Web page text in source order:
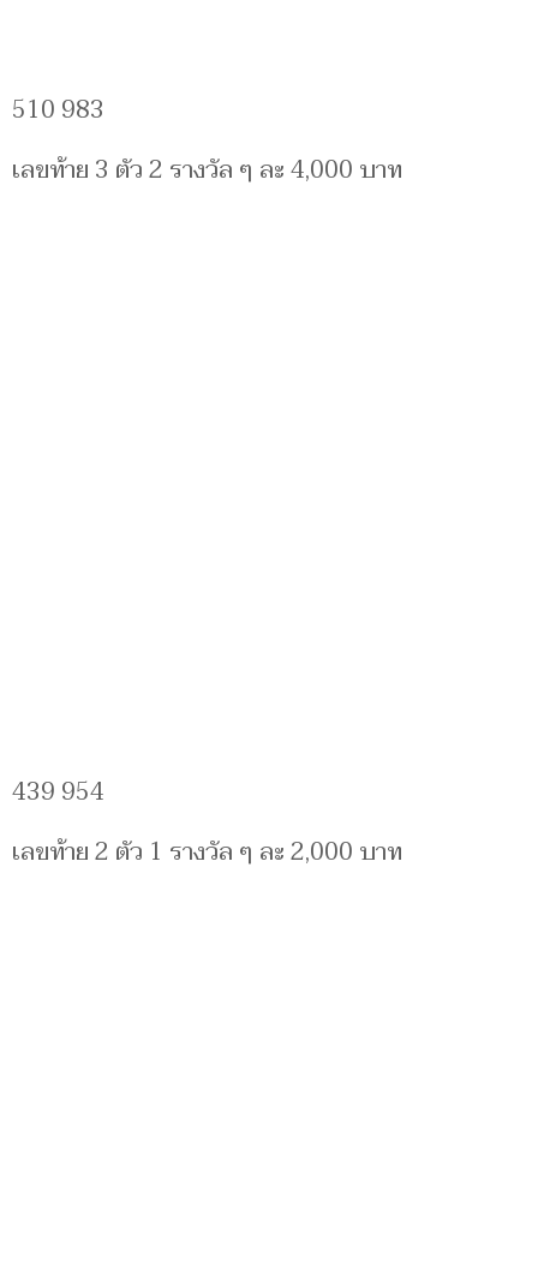
510 983
เลขท้าย 3 ตัว 2 รางวัล ๆ ละ 4,000 บาท
439 954
เลขท้าย 2 ตัว 1 รางวัล ๆ ละ 2,000 บาท